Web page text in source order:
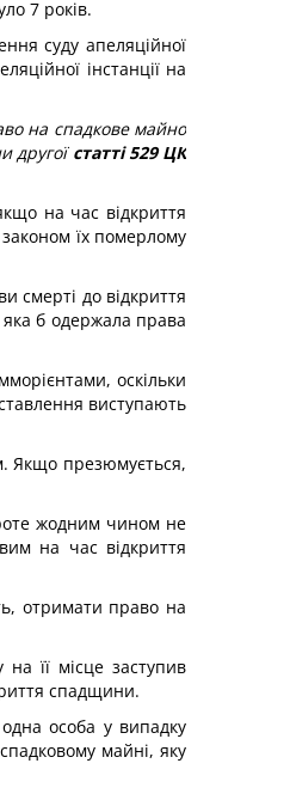
7 років.
суду апеляційної
інстанції на
на спадкове майно
другої статті 529 ЦК
на час відкриття
їх померлому
смерті до відкриття
яка б одержала права
оскільки
виступають
Якщо презюмується,
жодним чином не
на час відкриття
отримати право на
її місце заступив
спадщини.
особа у випадку
майні, яку